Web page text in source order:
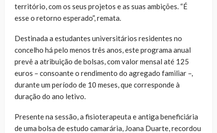
território, com os seus projetos e as suas ambições. “É
esse o retorno esperado”, remata.
Destinada a estudantes universitários residentes no
concelho há pelo menos três anos, este programa anual
prevê a atribuição de bolsas, com valor mensal até 125
euros – consoante o rendimento do agregado familiar –,
durante um período de 10 meses, que corresponde à
duração do ano letivo.
Presente na sessão, a fisioterapeuta e antiga beneficiária
de uma bolsa de estudo camarária, Joana Duarte, recordou